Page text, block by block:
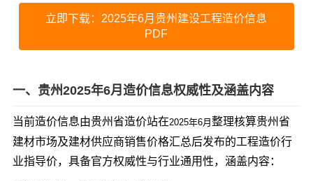
立即下载：2025年6月贵州建设工程造价信息
PDF
一、贵州2025年6月造价信息权威性及涵盖内容
当前造价信息由贵州省造价站在2025年6月 整理核算贵州省
建材市场及建材供应商销售价格汇总后发布的工程造价行
业指导价，具备官方权威性与行业通用性，涵盖内容：